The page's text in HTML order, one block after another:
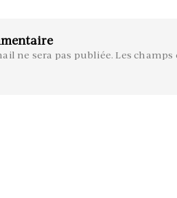
ne sera pas publiée. Les